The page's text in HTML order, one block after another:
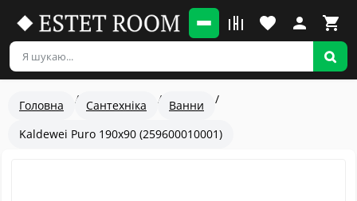
Головна Сантехніка
Ванни
Kaldewei Puro 190x90 (259600010001)